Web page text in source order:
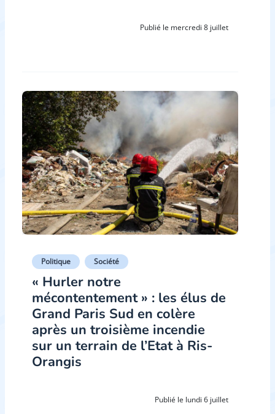
Publié le mercredi 8 juillet
Politique Société
« Hurler notre
mécontentement » : les élus de
Grand Paris Sud en colère
après un troisième incendie
sur un terrain de l’Etat à Ris-
Orangis
Publié le lundi 6 juillet